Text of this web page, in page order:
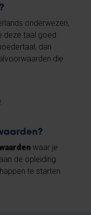
onderwezen,
deze taal goed
dan
die
waar je
de opleiding
te starten.